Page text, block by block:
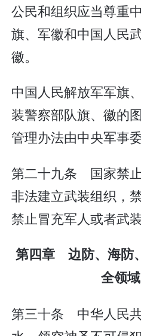
公民和组织应当尊重
旗、军徽和中国人民
徽。
中国人民解放军军旗
装警察部队旗、徽的
管理办法由中央军事
第二十九条 国家禁
非法建立武装组织，
禁止冒充军人或者武
第四章 边防、海防
全领
第三十条 中华人民